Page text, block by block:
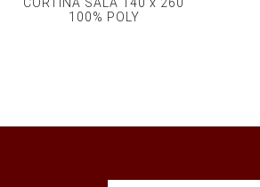
100% POLY